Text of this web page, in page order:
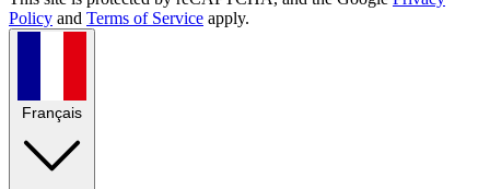
Policy and Terms of Service apply.
Français